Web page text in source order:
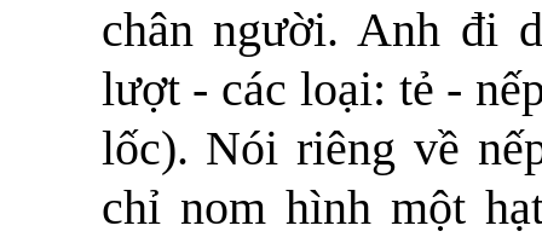
chân người. Anh đi
lượt - các loại: tẻ -
lốc). Nói riêng về
chỉ nom hình một